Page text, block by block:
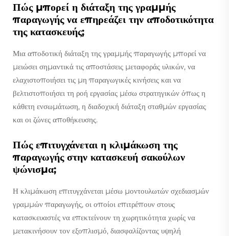
Πώς μπορεί η διάταξη της γραμμής
παραγωγής να επηρεάζει την αποδοτικότητα
της κατασκευής;
Μια αποδοτική διάταξη της γραμμής παραγωγής μπορεί να
μειώσει σημαντικά τις αποστάσεις μεταφοράς υλικών, να
ελαχιστοποιήσει τις μη παραγωγικές κινήσεις και να
βελτιστοποιήσει τη ροή εργασίας μέσω στρατηγικών όπως η
κάθετη ενσωμάτωση, η διαδοχική διάταξη σταθμών εργασίας
και οι ζώνες αποθήκευσης.
Πώς επιτυγχάνεται η κλιμάκωση της
παραγωγής στην κατασκευή σακούλων
ψώνισμα;
Η κλιμάκωση επιτυγχάνεται μέσω μοντουλωτών σχεδιασμών
γραμμών παραγωγής, οι οποίοι επιτρέπουν στους
κατασκευαστές να επεκτείνουν τη χωρητικότητα χωρίς να
μετακινήσουν τον εξοπλισμό, διασφαλίζοντας υψηλή